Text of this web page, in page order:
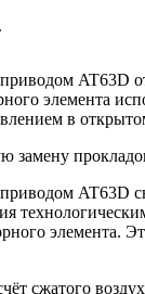
AT63D
элемента
в
замену
AT63D
элемента.
сжатого